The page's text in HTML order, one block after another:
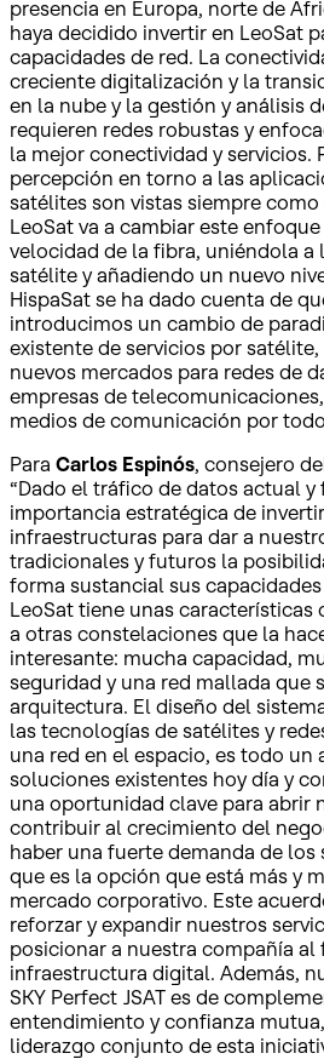
presencia en Europa, norte de
haya decidido invertir en LeoSat
capacidades de red. La
creciente digitalización y la
en la nube y la gestión y análisis
requieren redes robustas y
la mejor conectividad y servicios.
percepción en torno a las
satélites son vistas siempre
LeoSat va a cambiar este
velocidad de la fibra, uniéndola a
satélite y añadiendo un nuevo
HispaSat se ha dado cuenta de
introducimos un cambio de
existente de servicios por
nuevos mercados para redes de
empresas de
medios de comunicación por
Para Carlos Espinós, consejero
“Dado el tráfico de datos actual
importancia estratégica de
infraestructuras para dar a
tradicionales y futuros la
forma sustancial sus
LeoSat tiene unas características
a otras constelaciones que la
interesante: mucha capacidad,
seguridad y una red mallada que
arquitectura. El diseño del
las tecnologías de satélites y
una red en el espacio, es todo un
soluciones existentes hoy día y
una oportunidad clave para abrir
contribuir al crecimiento del
haber una fuerte demanda de los
que es la opción que está más y
mercado corporativo. Este
reforzar y expandir nuestros
posicionar a nuestra compañía al
infraestructura digital. Además,
SKY Perfect JSAT es de
entendimiento y confianza
liderazgo conjunto de esta